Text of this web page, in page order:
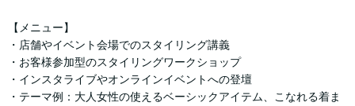
【メニュー】
・店舗やイベント会場でのスタイリング講義
・お客様参加型のスタイリングワークショップ
・インスタライブやオンラインイベントへの登壇
・テーマ例：大人女性の使えるベーシックアイテム、こなれる着ま